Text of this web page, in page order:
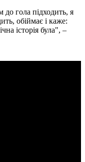
до гола підходить, я
обіймає і каже:
історія була", –